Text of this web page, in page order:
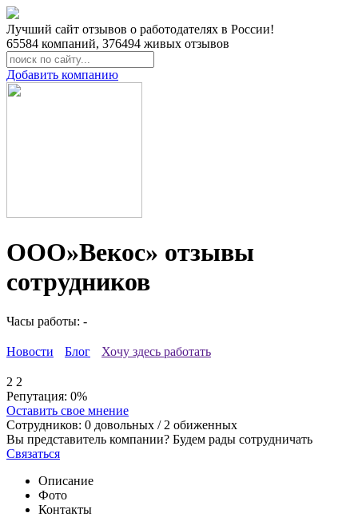
Лучший сайт отзывов о работодателях в России!
65584 компаний, 376494 живых отзывов
Добавить компанию
ООО»Векос» отзывы
сотрудников
Часы работы: -
Новости Блог Хочу здесь работать
2 2
Репутация: 0%
Оставить свое мнение
Сотрудников: 0 довольных / 2 обиженных
Вы представитель компании? Будем рады сотрудничать
Связаться
Описание
Фото
Контакты